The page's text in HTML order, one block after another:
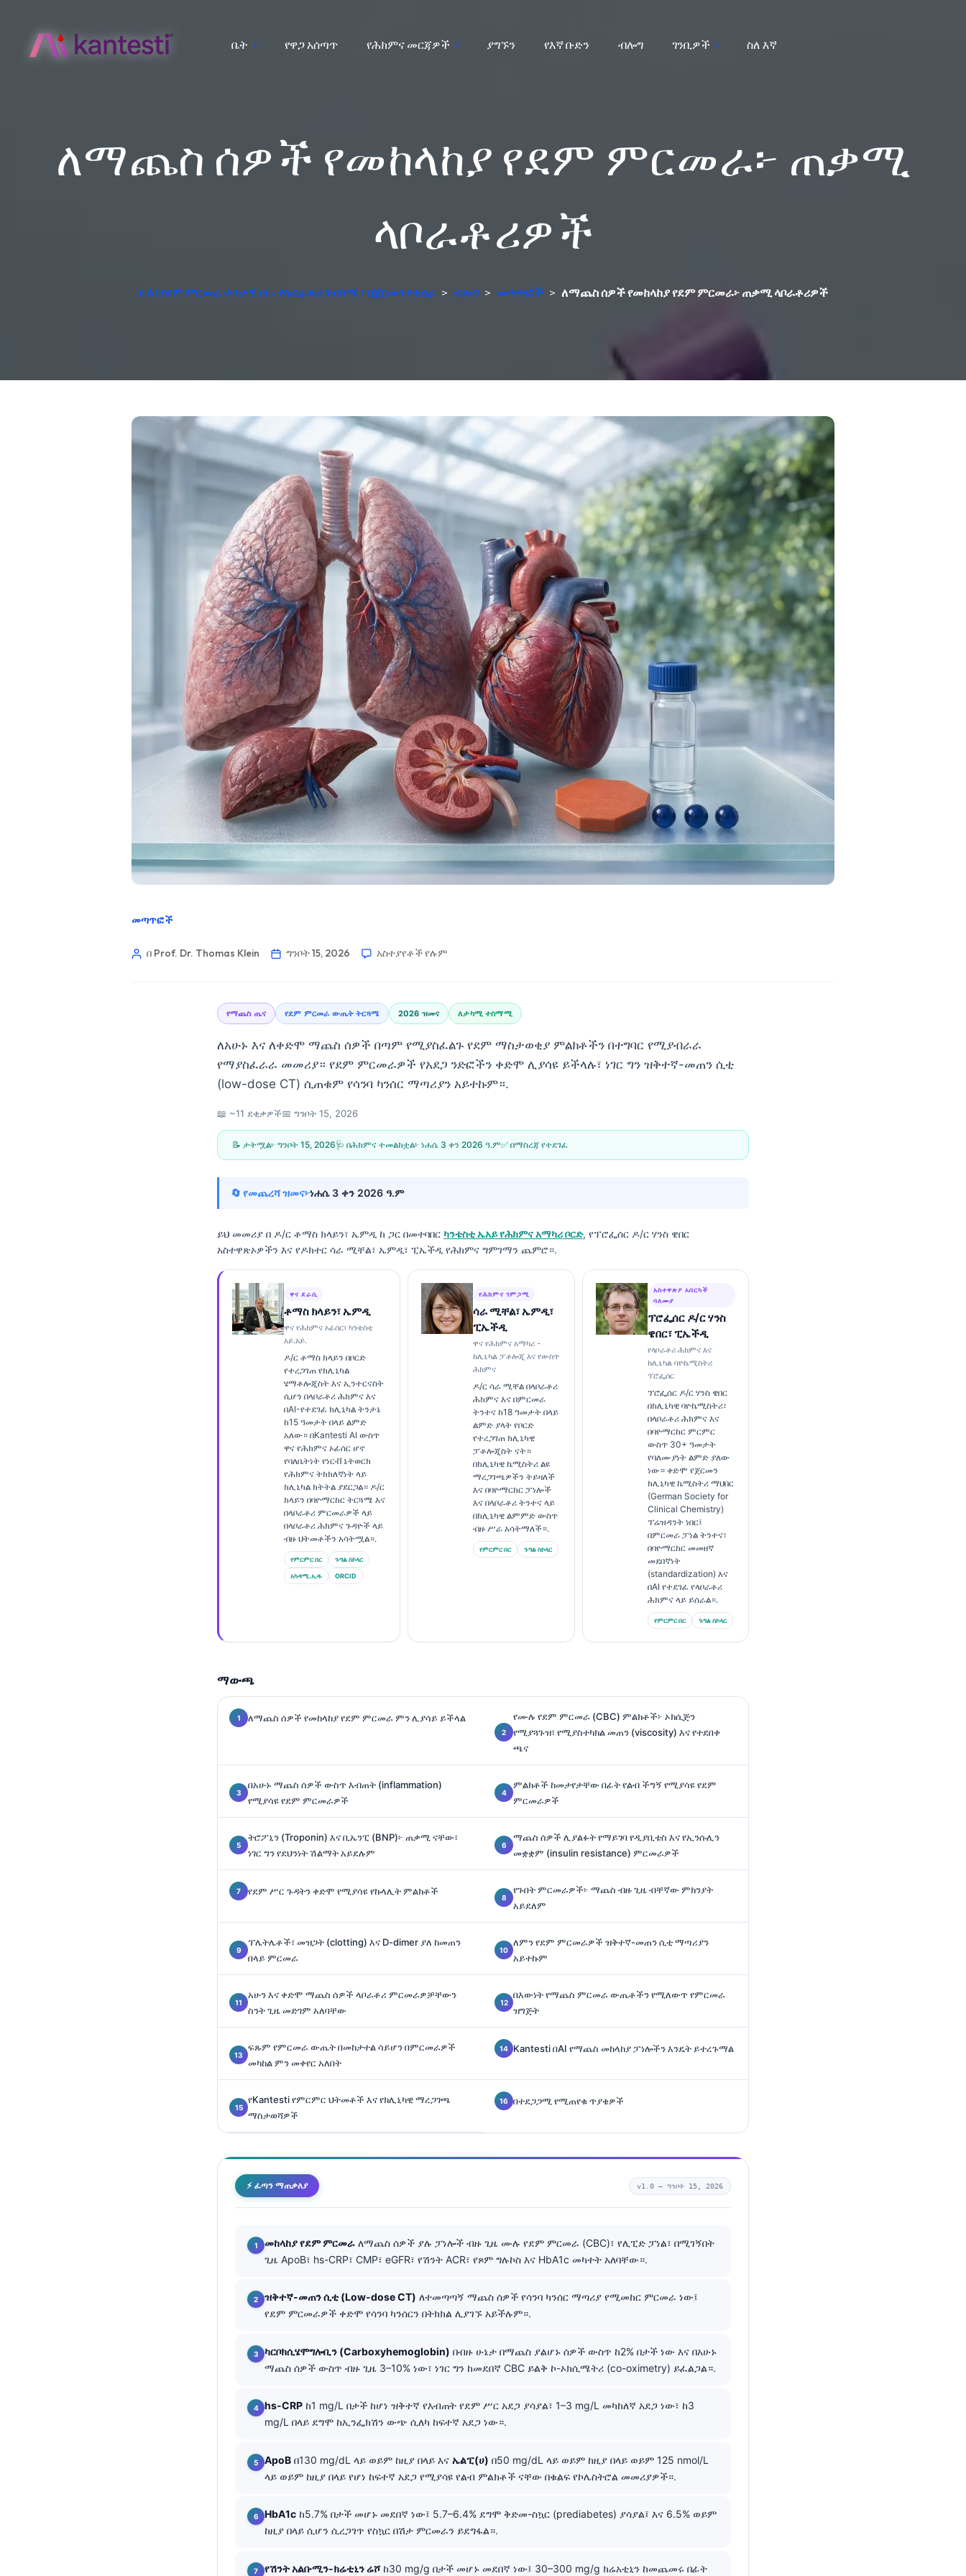
ቤት የዋጋ አሰጣጥ የሕክምና መርጃዎች ያግኙን የእኛ ቡድን ብሎግ ገንቢዎች ስለ እኛ
ለማጨስ ሰዎች የመከላከያ የደም ምርመራ፦ ጠቃሚ
ላቦራቶሪዎች
የ AI የደም ምርመራ ተንታኝ ነፃ - የላብራቶሪ ትርጓሜ ፣ በጀርመን የተሰራ > ብሎግ > መጣጥፎች > ለማጨስ ሰዎች የመከላከያ የደም ምርመራ፦ ጠቃሚ ላቦራቶሪዎች
መጣጥፎች
በ Prof. Dr. Thomas Klein ግንቦት 15, 2026 አስተያየቶች የሉም
የማጨስ ጤና የደም ምርመራ ውጤት ትርጓሜ 2026 ዝመና ለታካሚ ተስማሚ
ለአሁኑ እና ለቀድሞ ማጨስ ሰዎች በጣም የሚያስፈልጉ የደም ማስታወቂያ ምልክቶችን በተግባር የሚያብራራ
የማያስፈራራ መመሪያ። የደም ምርመራዎች የአደጋ ንድፎችን ቀድሞ ሊያሳዩ ይችላሉ፣ ነገር ግን ዝቅተኛ-መጠን ሲቲ
(low-dose CT) ሲጠቁም የሳንባ ካንሰር ማጣሪያን አይተኩም።.
📖 ~11 ደቂቃዎች📅 ግንቦት 15, 2026
📝 ታትሟል፦ ግንቦት 15, 2026🩺 በሕክምና ተመልክቷል፦ ነሐሴ 3 ቀን 2026 ዓ.ም✅ በማስረጃ የተደገፈ
🔄 የመጨረሻ ዝመና፦ነሐሴ 3 ቀን 2026 ዓ.ም
ይህ መመሪያ በ ዶ/ር ቶማስ ክላይን፣ ኤምዲ ከ ጋር በመተባበር ካንቴስቲ ኤአይ የሕክምና አማካሪ ቦርድ, የፕሮፌሰር ዶ/ር ሃንስ ዌበር
አስተዋጽኦዎችን እና የዶክተር ሳራ ሚቸል፣ ኤምዲ፣ ፒኤችዲ የሕክምና ግምገማን ጨምሮ።.
ዋና ደራሲ
ቶማስ ክላይን፣ ኤምዲ
ዋና የሕክምና ኦፊሰር፣ ካንቴስቲ
አይ.አይ.
ዶ/ር ቶማስ ክላይን በቦርድ
የተረጋገጠ የክሊኒካል
ሄማቶሎጂስት እና ኢንተርናስት
ሲሆን በላቦራቶሪ ሕክምና እና
በAI-የተደገፈ ክሊኒካል ትንታኔ
ከ15 ዓመታት በላይ ልምድ
አለው። በKantesti AI ውስጥ
ዋና የሕክምና ኦፊሰር ሆኖ
የባለቤትነት የነርቭ ኔትወርክ
የሕክምና ትክክለኛነት ላይ
ክሊኒካል ክትትል ያደርጋል። ዶ/ር
ክላይን በባዮማርከር ትርጓሜ እና
በላቦራቶሪ ምርመራዎች ላይ
በላቦራቶሪ ሕክምና ጉዳዮች ላይ
ብዙ ህትመቶችን አሳትሟል።.
የምርምር በር ጉግል ስኮላር
አካዳሚ.ኢዱ ORCID
የሕክምና ገምጋሚ
ሳራ ሚቸል፣ ኤምዲ፣
ፒኤችዲ
ዋና የሕክምና አማካሪ -
ክሊኒካል ፓቶሎጂ እና የውስጥ
ሕክምና
ዶ/ር ሳራ ሚቸል በላቦራቶሪ
ሕክምና እና በምርመራ
ትንተና ከ18 ዓመታት በላይ
ልምድ ያላት የቦርድ
የተረጋገጠ ክሊኒካዊ
ፓቶሎጂስት ናት።
በክሊኒካዊ ኬሚስትሪ ልዩ
ማረጋገጫዎችን ትይዛለች
እና በባዮማርከር ፓነሎች
እና በላቦራቶሪ ትንተና ላይ
በክሊኒካዊ ልምምድ ውስጥ
ብዙ ሥራ አሳትማለች።.
የምርምር በር ጉግል ስኮላር
አስተዋጽዖ አበርካች
ባለሙያ
ፕሮፌሰር ዶ/ር ሃንስ
ዌበር፣ ፒኤችዲ
የላቦራቶሪ ሕክምና እና
ክሊኒካል ባዮኬሚስትሪ
ፕሮፌሰር
ፕሮፌሰር ዶ/ር ሃንስ ዌበር
በክሊኒካዊ ባዮኬሚስትሪ፣
በላቦራቶሪ ሕክምና እና
በባዮማርከር ምርምር
ውስጥ 30+ ዓመታት
የባለሙያነት ልምድ ያለው
ነው። ቀድሞ የጀርመን
ክሊኒካዊ ኬሚስትሪ ማህበር
(German Society for
Clinical Chemistry)
ፕሬዝዳንት ነበር፤
በምርመራ ፓነል ትንተና፣
በባዮማርከር መመዘኛ
መደበኛነት
(standardization) እና
በAI የተደገፈ የላቦራቶሪ
ሕክምና ላይ ይሰራል።.
የምርምር በር ጉግል ስኮላር
ማውጫ
ለማጨስ ሰዎች የመከላከያ የደም ምርመራ ምን ሊያሳይ ይችላል
የሙሉ የደም ምርመራ (CBC) ምልክቶች፦ ኦክሲጅን
የሚያጓጉዝ፣ የሚያስተካክል መጠን (viscosity) እና የተደበቀ
ጫና
በአሁኑ ማጨስ ሰዎች ውስጥ እብጠት (inflammation)
የሚያሳዩ የደም ምርመራዎች
ምልክቶች ከመታየታቸው በፊት የልብ ችግኝ የሚያሳዩ የደም
ምርመራዎች
ትሮፖኒን (Troponin) እና ቢኤንፒ (BNP)፦ ጠቃሚ ናቸው፣
ነገር ግን የደህንነት ሽልማት አይደሉም
ማጨስ ሰዎች ሊያልፉት የማይገባ የዲያቢቴስ እና የኢንሱሊን
መቋቋም (insulin resistance) ምርመራዎች
የደም ሥር ጉዳትን ቀድሞ የሚያሳዩ የኩላሊት ምልክቶች
የጉበት ምርመራዎች፦ ማጨስ ብዙ ጊዜ ብቸኛው ምክንያት
አይደለም
ፕሌትሌቶች፣ መዝጋት (clotting) እና D-dimer ያለ ከመጠን
በላይ ምርመራ
ለምን የደም ምርመራዎች ዝቅተኛ-መጠን ሲቲ ማጣሪያን
አይተኩም
አሁን እና ቀድሞ ማጨስ ሰዎች ላቦራቶሪ ምርመራዎቻቸውን
ስንት ጊዜ መድገም አለባቸው
በእውነት የማጨስ ምርመራ ውጤቶችን የሚለውጥ የምርመራ
ዝግጅት
ፍጹም የምርመራ ውጤት በመከታተል ሳይሆን በምርመራዎች
መካከል ምን መቀየር አለበት
Kantesti በAI የማጨስ መከላከያ ፓነሎችን እንዴት ይተረጉማል
የKantesti የምርምር ህትመቶች እና የክሊኒካዊ ማረጋገጫ
ማስታወሻዎች
በተደጋጋሚ የሚጠየቁ ጥያቄዎች
⚡ ፈጣን ማጠቃለያ v1.0 — ግንቦት 15, 2026
መከላከያ የደም ምርመራ ለማጨስ ሰዎች ያሉ ፓነሎች ብዙ ጊዜ ሙሉ የደም ምርመራ (CBC)፣ የሊፒድ ፓነል፣ በሚገኝበት
ጊዜ ApoB፣ hs-CRP፣ CMP፣ eGFR፣ የሽንት ACR፣ የጾም ግሉኮስ እና HbA1c መካተት አለባቸው።.
ዝቅተኛ-መጠን ሲቲ (Low-dose CT) ለተመጣጣኝ ማጨስ ሰዎች የሳንባ ካንሰር ማጣሪያ የሚመከር ምርመራ ነው፤
የደም ምርመራዎች ቀድሞ የሳንባ ካንሰርን በትክክል ሊያገኙ አይችሉም።.
ካርቦክሲሄሞግሎቢን (Carboxyhemoglobin) በብዙ ሁኔታ በማጨስ ያልሆኑ ሰዎች ውስጥ ከ2% በታች ነው እና በአሁኑ
ማጨስ ሰዎች ውስጥ ብዙ ጊዜ 3–10% ነው፣ ነገር ግን ከመደበኛ CBC ይልቅ ኮ-ኦክሲሜትሪ (co-oximetry) ይፈልጋል።.
hs-CRP ከ1 mg/L በታች ከሆነ ዝቅተኛ የእብጠት የደም ሥር አደጋ ያሳያል፣ 1–3 mg/L መካከለኛ አደጋ ነው፣ ከ3
mg/L በላይ ደግሞ ከኢንፌክሽን ውጭ ሲለካ ከፍተኛ አደጋ ነው።.
ApoB በ130 mg/dL ላይ ወይም ከዚያ በላይ እና ኤልፒ(ሀ) በ50 mg/dL ላይ ወይም ከዚያ በላይ ወይም 125 nmol/L
ላይ ወይም ከዚያ በላይ የሆነ ከፍተኛ አደጋ የሚያሳዩ የልብ ምልክቶች ናቸው በቁልፍ የኮሌስትሮል መመሪያዎች።.
HbA1c ከ5.7% በታች መሆኑ መደበኛ ነው፤ 5.7–6.4% ደግሞ ቅድመ-ስኳር (prediabetes) ያሳያል፤ እና 6.5% ወይም
ከዚያ በላይ ሲሆን ሲረጋገጥ የስኳር በሽታ ምርመራን ይደግፋል።.
የሽንት አልቡሚን-ክሬቲኒን ሬሾከ30 mg/g በታች መሆኑ መደበኛ ነው፤ 30–300 mg/g ክሬአቲኒን ከመጨመሩ በፊት